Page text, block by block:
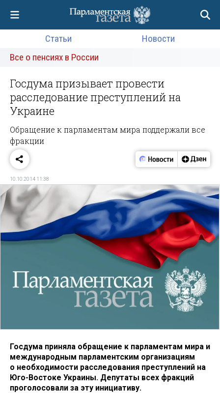
Статьи
Новости
Все о пенсиях в России
Госдума призывает провести
расследование преступлений на
Украине
Обращение к парламентам мира поддержали все
фракции
10.10.2014 11:38
Госдума приняла обращение к парламентам мира и
международным парламентским организациям
о необходимости расследования преступлений на
Юго-Востоке Украины. Депутаты всех фракций
проголосовали за эту инициативу.